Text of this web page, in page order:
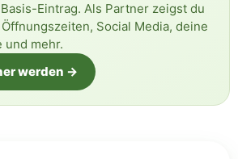
Eintrag. Als Partner zeigst du
Social Media, deine
und mehr.
werden →